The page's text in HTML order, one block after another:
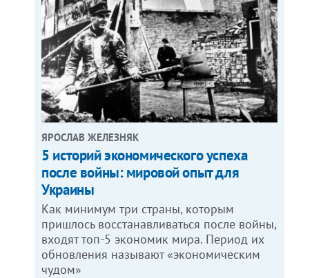
ЯРОСЛАВ ЖЕЛЕЗНЯК
5 историй экономического успеха
после войны: мировой опыт для
Украины
Как минимум три страны, которым
пришлось восстанавливаться после войны,
входят топ-5 экономик мира. Период их
обновления называют «экономическим
чудом»